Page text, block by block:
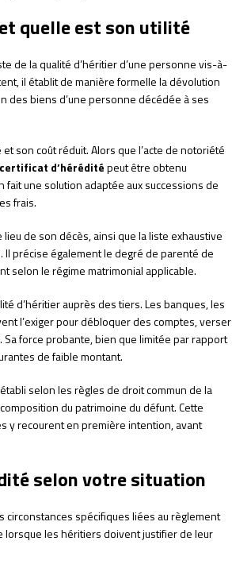
quelle est son utilité
de la qualité d’héritier d’une personne vis-à-
il établit de manière formelle la dévolution
des biens d’une personne décédée à ses
son coût réduit. Alors que l’acte de notoriété
certificat d’héréditépeut être obtenu
une solution adaptée aux successions de
frais.
de son décès, ainsi que la liste exhaustive
précise également le degré de parenté de
selon le régime matrimonial applicable.
d’héritier auprès des tiers. Les banques, les
l’exiger pour débloquer des comptes, verser
force probante, bien que limitée par rapport
de faible montant.
selon les règles de droit commun de la
du patrimoine du défunt. Cette
y recourent en première intention, avant
selon votre situation
circonstances spécifiques liées au règlement
lorsque les héritiers doivent justifier de leur